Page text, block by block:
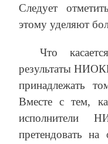
Следует
этому уделяют
Что
результаты
принадлежать
Вместе с тем,
исполнители
претендовать